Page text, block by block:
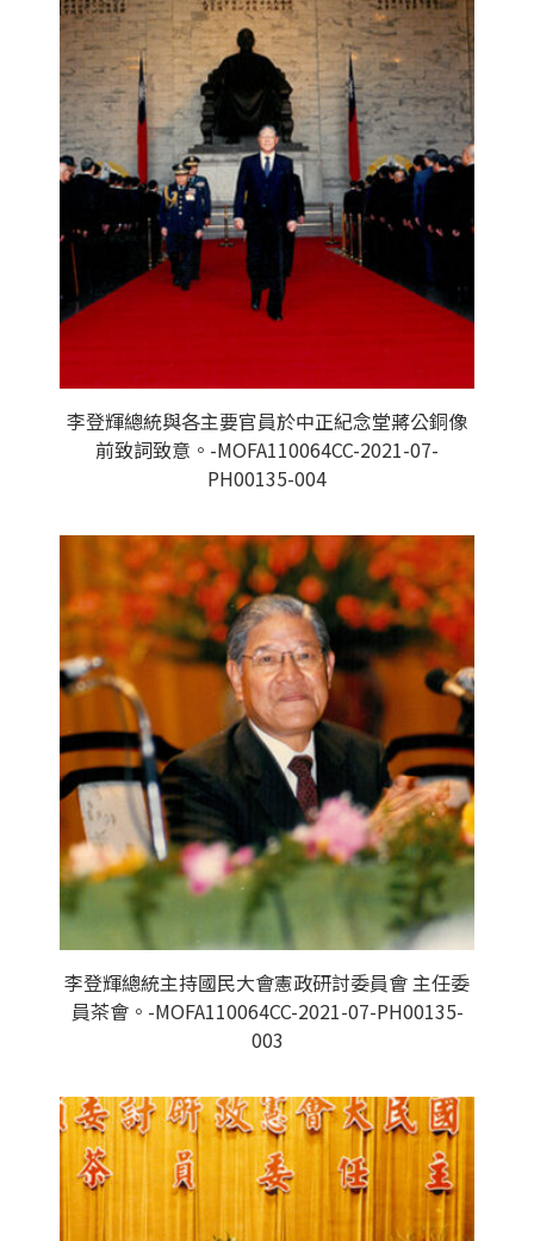
李登輝總統與各主要官員於中正紀念堂蔣公銅像
前致詞致意。-MOFA110064CC-2021-07-
PH00135-004
李登輝總統主持國民大會憲政研討委員會 主任委
員茶會。-MOFA110064CC-2021-07-PH00135-
003